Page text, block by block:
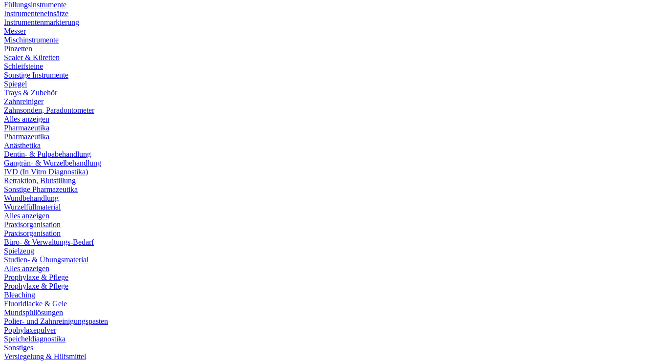
Füllungsinstrumente
Instrumenteneinsätze
Instrumentenmarkierung
Messer
Mischinstrumente
Pinzetten
Scaler & Küretten
Schleifsteine
Sonstige Instrumente
Spiegel
Trays & Zubehör
Zahnreiniger
Zahnsonden, Paradontometer
Alles anzeigen
Pharmazeutika
Pharmazeutika
Anästhetika
Dentin- & Pulpabehandlung
Gangrän- & Wurzelbehandlung
IVD (In Vitro Diagnostika)
Retraktion, Blutstillung
Sonstige Pharmazeutika
Wundbehandlung
Wurzelfüllmaterial
Alles anzeigen
Praxisorganisation
Praxisorganisation
Büro- & Verwaltungs-Bedarf
Spielzeug
Studien- & Übungsmaterial
Alles anzeigen
Prophylaxe & Pflege
Prophylaxe & Pflege
Bleaching
Fluoridlacke & Gele
Mundspüllösungen
Polier- und Zahnreinigungspasten
Pophylaxepulver
Speicheldiagnostika
Sonstiges
Versiegelung & Hilfsmittel